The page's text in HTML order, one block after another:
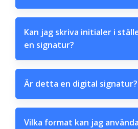
Kan jag skriva initialer i
en signatur?
Är detta en digital signatur?
Vilka format kan jag